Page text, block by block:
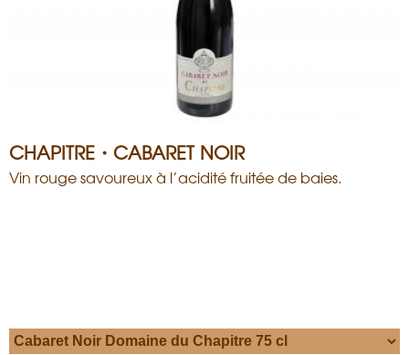
CHAPITRE・CABARET NOIR
Vin rouge savoureux à l’acidité fruitée de baies.